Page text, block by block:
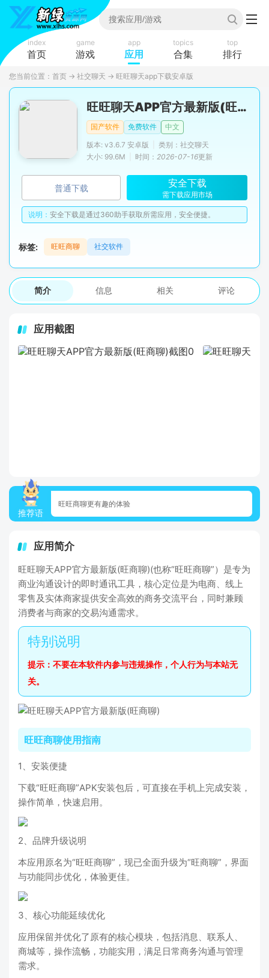
index
首页
game
游戏
app
应用
topics
合集
top
排行
您当前位置： 首页 → 社交聊天 → 旺旺聊天app下载安卓版
旺旺聊天APP官方最新版(旺商聊)
国产软件 免费软件
中文
版本: v3.6.7 安卓版
类别：社交聊天
大小: 99.6M
时间： 2026-07-16更新
普通下载 安全下载
需下载应用市场
说明： 安全下载是通过360助手获取所需应用，安全便捷。
标签: 旺旺商聊 社交软件
简介 信息 相关 评论
应用截图
推荐语
旺旺商聊更有趣的体验
应用简介
旺旺聊天APP官方最新版(旺商聊)(也称“旺旺商聊”）是专为
商业沟通设计的即时通讯工具，核心定位是为电商、线上
零售及实体商家提供安全高效的商务交流平台，同时兼顾
消费者与商家的交易沟通需求。
提示：不要在本软件内参与违规操作，个人行为与本站无
关。
旺旺商聊使用指南
1、安装便捷
下载“旺旺商聊”APK安装包后，可直接在手机上完成安装，
操作简单，快速启用。
2、品牌升级说明
本应用原名为“旺旺商聊”，现已全面升级为“旺商聊”，界面
与功能同步优化，体验更佳。
3、核心功能延续优化
应用保留并优化了原有的核心模块，包括消息、联系人、
商城等，操作流畅，功能实用，满足日常商务沟通与管理
需求。